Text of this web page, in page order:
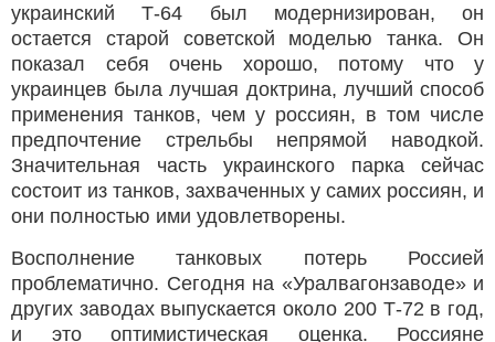
украинский Т-64 был модернизирован, он
остается старой советской моделью танка. Он
показал себя очень хорошо, потому что у
украинцев была лучшая доктрина, лучший способ
применения танков, чем у россиян, в том числе
предпочтение стрельбы непрямой наводкой.
Значительная часть украинского парка сейчас
состоит из танков, захваченных у самих россиян, и
они полностью ими удовлетворены.
Восполнение танковых потерь Россией
проблематично. Сегодня на «Уралвагонзаводе» и
других заводах выпускается около 200 Т-72 в год,
и это оптимистическая оценка. Россияне